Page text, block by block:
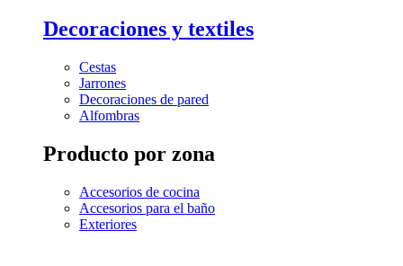
Decoraciones y textiles
Cestas
Jarrones
Decoraciones de pared
Alfombras
Producto por zona
Accesorios de cocina
Accesorios para el baño
Exteriores